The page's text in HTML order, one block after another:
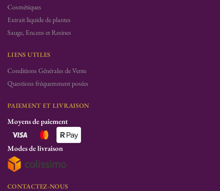
Cosmétiques
Extrait liquide de plantes
Sauge, Encens et Resines
LIENS UTILES
Conditions Générales de Vente
Questions fréquemment posées
PAIEMENT ET LIVRAISON
Moyens de paiement
Modes de livraison
CONTACTEZ-NOUS